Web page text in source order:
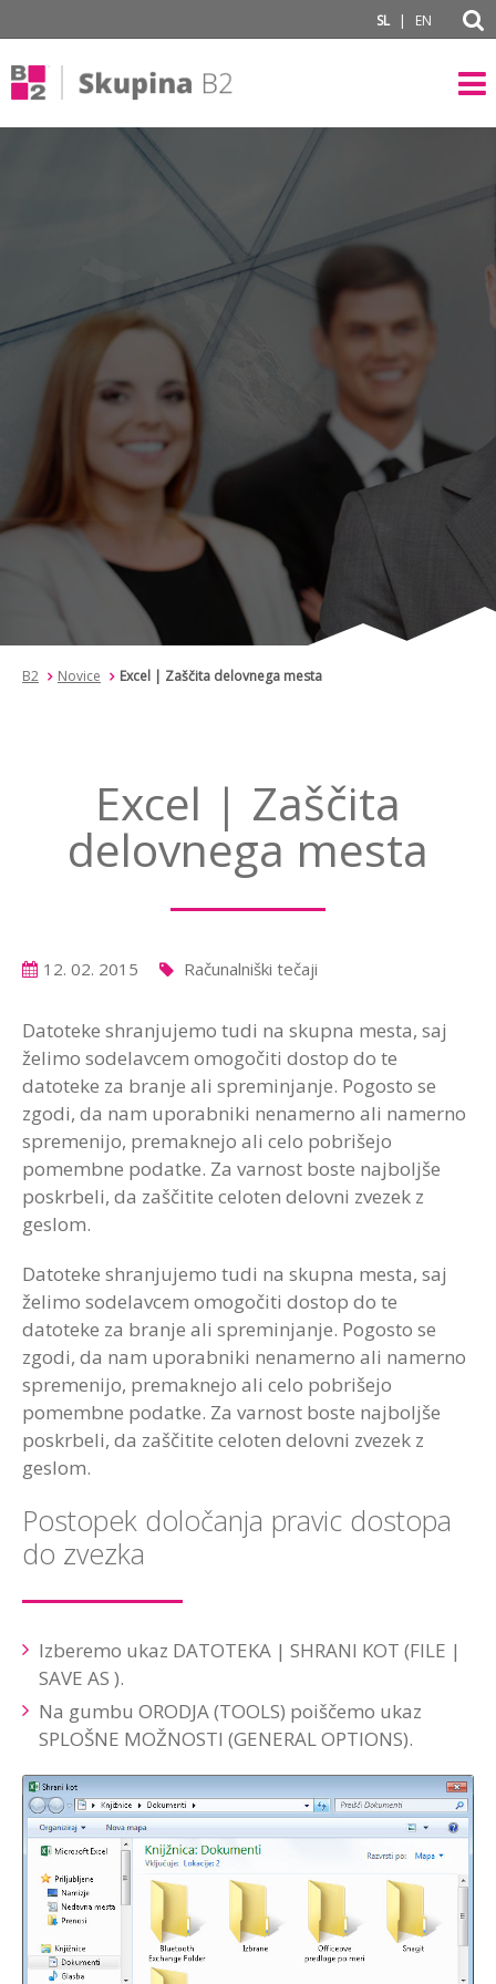
SL | EN
B2 Novice Excel | Zaščita delovnega mesta
Excel | Zaščita
delovnega mesta
12. 02. 2015 Računalniški tečaji
Datoteke shranjujemo tudi na skupna mesta, saj
želimo sodelavcem omogočiti dostop do te
datoteke za branje ali spreminjanje. Pogosto se
zgodi, da nam uporabniki nenamerno ali namerno
spremenijo, premaknejo ali celo pobrišejo
pomembne podatke. Za varnost boste najboljše
poskrbeli, da zaščitite celoten delovni zvezek z
geslom.
Datoteke shranjujemo tudi na skupna mesta, saj
želimo sodelavcem omogočiti dostop do te
datoteke za branje ali spreminjanje. Pogosto se
zgodi, da nam uporabniki nenamerno ali namerno
spremenijo, premaknejo ali celo pobrišejo
pomembne podatke. Za varnost boste najboljše
poskrbeli, da zaščitite celoten delovni zvezek z
geslom.
Postopek določanja pravic dostopa
do zvezka
Izberemo ukaz DATOTEKA | SHRANI KOT (FILE |
SAVE AS ).
Na gumbu ORODJA (TOOLS) poiščemo ukaz
SPLOŠNE MOŽNOSTI (GENERAL OPTIONS).